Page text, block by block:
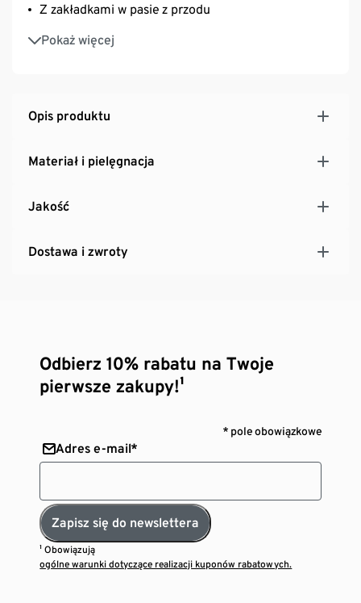
Z zakładkami w pasie z przodu
Pokaż więcej
Wysoki stan
Wpuszczane kieszenie boczne
doskonale leżą, zapewniają wysoki komfort noszenia
Opis produktu
Materiał i pielęgnacja
Jakość
Dostawa i zwroty
Odbierz 10% rabatu na Twoje
pierwsze zakupy!¹
* pole obowiązkowe
Adres e-mail*
Zapisz się do newslettera
¹ Obowiązują
ogólne warunki dotyczące realizacji kuponów rabatowych.